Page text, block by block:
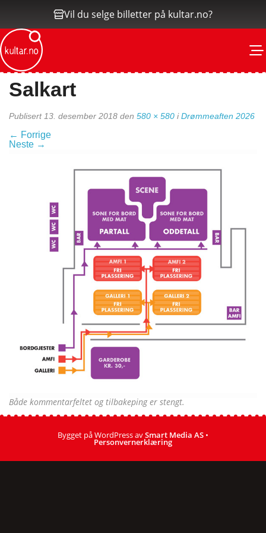
Vil du selge billetter på kultar.no?
Salkart
Publisert 13. desember 2018 den 580 × 580 iDrømmeaften 2026
← Forrige
Neste →
Både kommentarfeltet og tilbakeping er stengt.
Bygget på WordPress avSmart Media AS •
Personvernerklæring